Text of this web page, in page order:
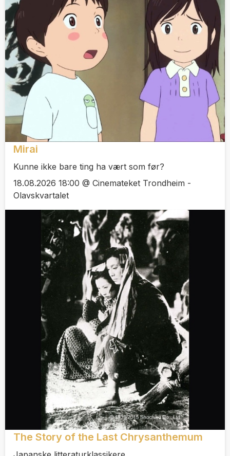
Mirai
Kunne ikke bare ting ha vært som før?
18.08.2026 18:00 @ Cinemateket Trondheim -
Olavskvartalet
The Story of the Last Chrysanthemum